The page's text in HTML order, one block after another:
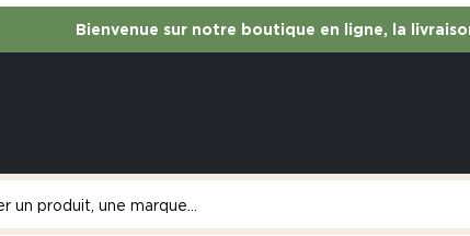
Bienvenue sur notre boutique en ligne, la